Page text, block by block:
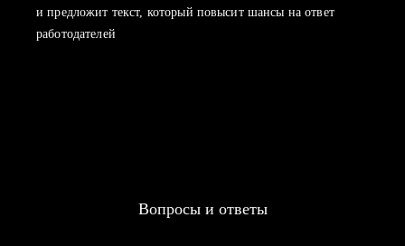
и предложит текст, который повысит шансы на ответ
работодателей
Вопросы и ответы